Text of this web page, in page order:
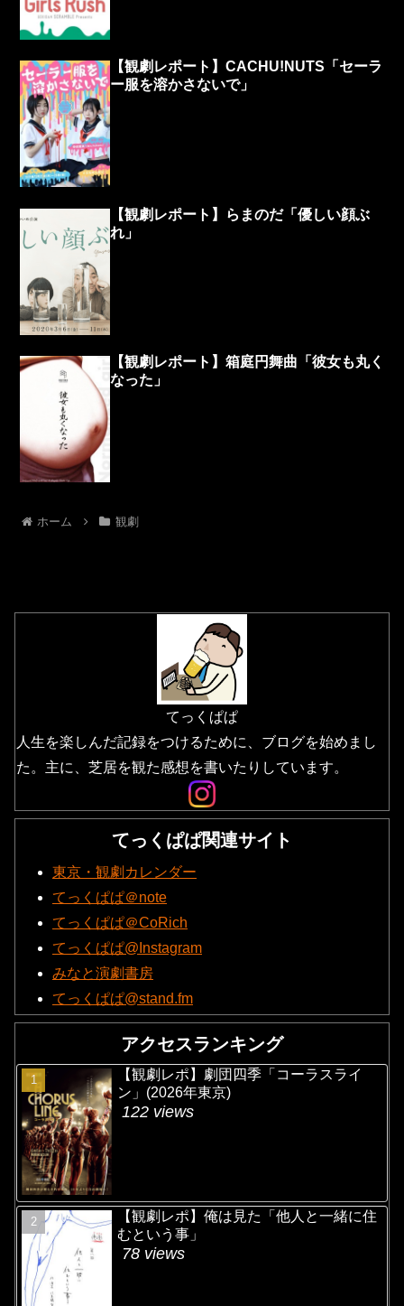
【観劇レポート】CACHU!NUTS「セーラ
ー服を溶かさないで」
【観劇レポート】らまのだ「優しい顔ぶ
れ」
【観劇レポート】箱庭円舞曲「彼女も丸く
なった」
ホーム 観劇
てっくぱぱ
人生を楽しんだ記録をつけるために、ブログを始めまし
た。主に、芝居を観た感想を書いたりしています。
てっくぱぱ関連サイト
東京・観劇カレンダー
てっくぱぱ＠note
てっくぱぱ＠CoRich
てっくぱぱ@Instagram
みなと演劇書房
てっくぱぱ@stand.fm
アクセスランキング
【観劇レポ】劇団四季「コーラスライ
ン」(2026年東京)
122 views
【観劇レポ】俺は見た「他人と一緒に住
むという事」
78 views